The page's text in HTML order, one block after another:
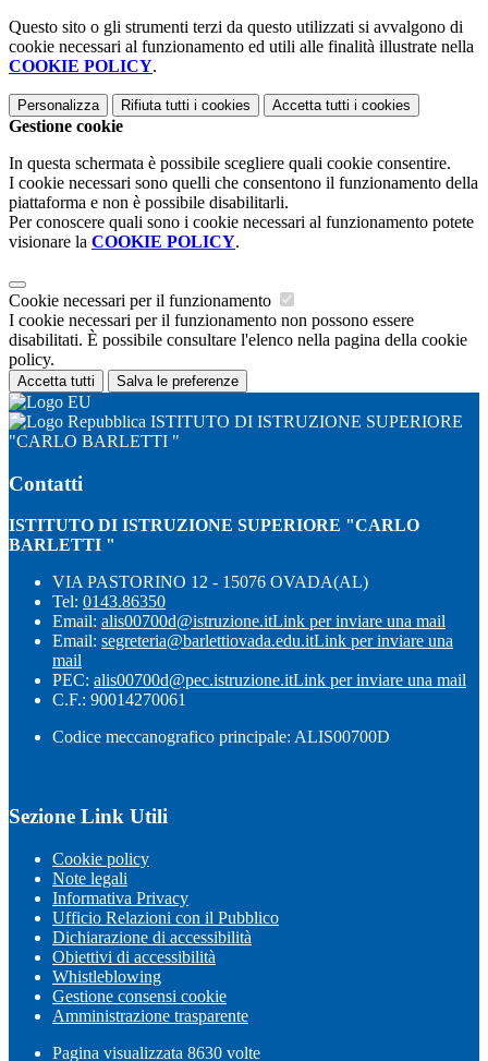
Questo sito o gli strumenti terzi da questo utilizzati si avvalgono di
cookie necessari al funzionamento ed utili alle finalità illustrate nella
COOKIE POLICY.
Personalizza Rifiuta tutti i cookies Accetta tutti i cookies
Gestione cookie
In questa schermata è possibile scegliere quali cookie consentire.
I cookie necessari sono quelli che consentono il funzionamento della
piattaforma e non è possibile disabilitarli.
Per conoscere quali sono i cookie necessari al funzionamento potete
visionare la COOKIE POLICY.
Cookie necessari per il funzionamento
I cookie necessari per il funzionamento non possono essere
disabilitati. È possibile consultare l'elenco nella pagina della cookie
policy.
Accetta tutti Salva le preferenze
ISTITUTO DI ISTRUZIONE SUPERIORE
"CARLO BARLETTI "
Contatti
ISTITUTO DI ISTRUZIONE SUPERIORE "CARLO
BARLETTI "
VIA PASTORINO 12 - 15076 OVADA(AL)
Tel: 0143.86350
Email: alis00700d@istruzione.itLink per inviare una mail
Email: segreteria@barlettiovada.edu.itLink per inviare una
mail
PEC: alis00700d@pec.istruzione.itLink per inviare una mail
C.F.: 90014270061
Codice meccanografico principale: ALIS00700D
Sezione Link Utili
Cookie policy
Note legali
Informativa Privacy
Ufficio Relazioni con il Pubblico
Dichiarazione di accessibilità
Obiettivi di accessibilità
Whistleblowing
Gestione consensi cookie
Amministrazione trasparente
Pagina visualizzata 8630 volte